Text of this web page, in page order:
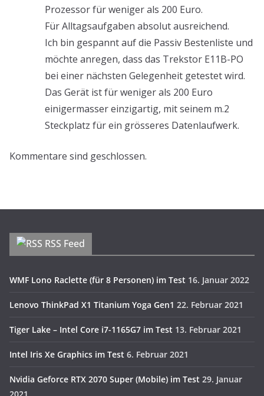
Prozessor für weniger als 200 Euro.
Für Alltagsaufgaben absolut ausreichend.
Ich bin gespannt auf die Passiv Bestenliste und
möchte anregen, dass das Trekstor E11B-PO
bei einer nächsten Gelegenheit getestet wird.
Das Gerät ist für weniger als 200 Euro
einigermasser einzigartig, mit seinem m.2
Steckplatz für ein grösseres Datenlaufwerk.
Kommentare sind geschlossen.
RSS Feed
WMF Lono Raclette (für 8 Personen) im Test 16. Januar 2022
Lenovo ThinkPad X1 Titanium Yoga Gen1 22. Februar 2021
Tiger Lake – Intel Core i7-1165G7 im Test 13. Februar 2021
Intel Iris Xe Graphics im Test 6. Februar 2021
Nvidia Geforce RTX 2070 Super (Mobile) im Test 29. Januar